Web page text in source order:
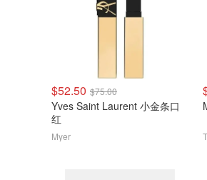
$52.50 $75.00
Yves Saint Laurent 小金条口
红
Myer